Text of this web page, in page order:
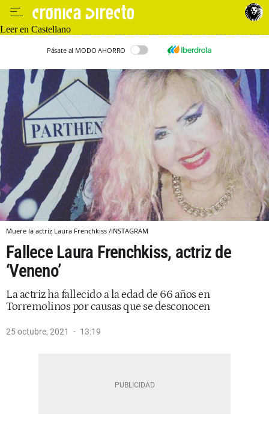
Leer en Castellano
Pásate al MODO AHORRO
Muere la actriz Laura Frenchkiss /INSTAGRAM
Fallece Laura Frenchkiss, actriz de
‘Veneno’
La actriz ha fallecido a la edad de 66 años en
Torremolinos por causas que se desconocen
25 octubre, 2021 13:19